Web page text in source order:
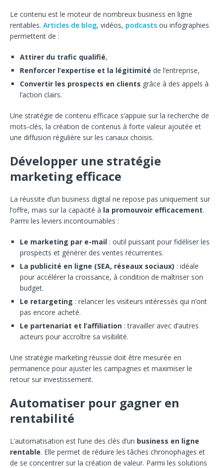
Le contenu est le moteur de nombreux business en ligne
rentables. Articles de blog, vidéos, podcasts ou infographies
permettent de :
Attirer du trafic qualifié,
Renforcer l’expertise et la légitimité de l’entreprise,
Convertir les prospects en clients grâce à des appels à
l’action clairs.
Une stratégie de contenu efficace s’appuie sur la recherche de
mots-clés, la création de contenus à forte valeur ajoutée et
une diffusion régulière sur les canaux choisis.
Développer une stratégie
marketing efficace
La réussite d’un business digital ne repose pas uniquement sur
l’offre, mais sur la capacité à la promouvoir efficacement.
Parmi les leviers incontournables :
Le marketing par e-mail : outil puissant pour fidéliser les
prospects et générer des ventes récurrentes.
La publicité en ligne (SEA, réseaux sociaux) : idéale
pour accélérer la croissance, à condition de maîtriser son
budget.
Le retargeting : relancer les visiteurs intéressés qui n’ont
pas encore acheté.
Le partenariat et l’affiliation : travailler avec d’autres
acteurs pour accroître sa visibilité.
Une stratégie marketing réussie doit être mesurée en
permanence pour ajuster les campagnes et maximiser le
retour sur investissement.
Automatiser pour gagner en
rentabilité
L’automatisation est l’une des clés d’un business en ligne
rentable. Elle permet de réduire les tâches chronophages et
de se concentrer sur la création de valeur. Parmi les solutions